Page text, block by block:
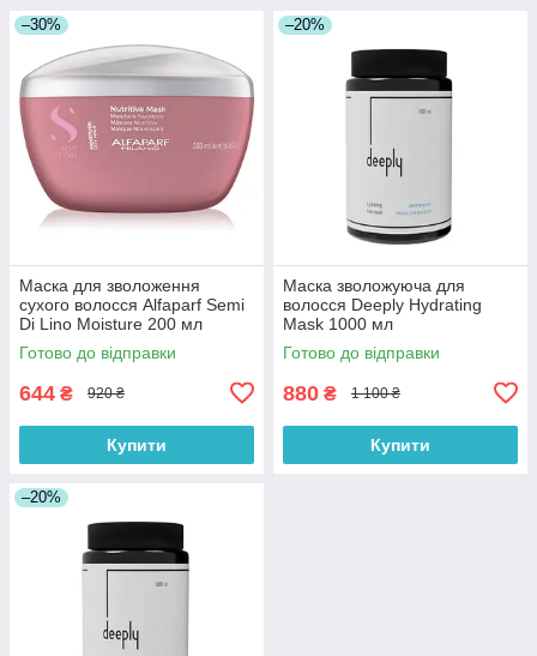
–30%
Маска для зволоження
сухого волосся Alfaparf Semi
Di Lino Moisture 200 мл
Готово до відправки
644 ₴ 920 ₴
Купити
–20%
Маска зволожуюча для
волосся Deeply Hydrating
Mask 1000 мл
Готово до відправки
880 ₴ 1 100 ₴
Купити
–20%